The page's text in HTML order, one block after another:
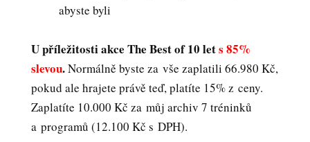
abyste byli
U příležitosti akce The Best of 10 lets 85%
slevou.Normálně byste za vše zaplatili 66.980 Kč,
pokud ale hrajete právě teď, platíte 15% z ceny.
Zaplatíte 10.000 Kč za můj archiv 7 tréninků
a programů (12.100 Kč s DPH).